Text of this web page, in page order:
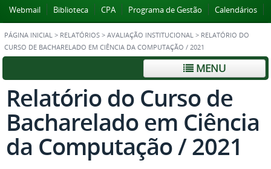
Webmail Biblioteca CPA Programa de Gestão Calendários
PÁGINA INICIAL > RELATÓRIOS > AVALIAÇÃO INSTITUCIONAL > RELATÓRIO DO
CURSO DE BACHARELADO EM CIÊNCIA DA COMPUTAÇÃO / 2021
MENU
Relatório do Curso de
Bacharelado em Ciência
da Computação / 2021